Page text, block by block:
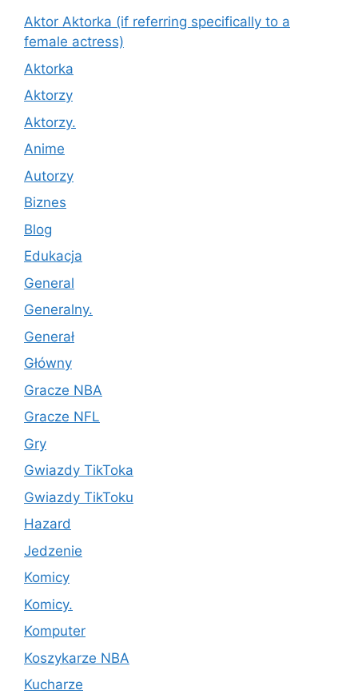
Aktor Aktorka (if referring specifically to a
female actress)
Aktorka
Aktorzy
Aktorzy.
Anime
Autorzy
Biznes
Blog
Edukacja
General
Generalny.
Generał
Główny
Gracze NBA
Gracze NFL
Gry
Gwiazdy TikToka
Gwiazdy TikToku
Hazard
Jedzenie
Komicy
Komicy.
Komputer
Koszykarze NBA
Kucharze